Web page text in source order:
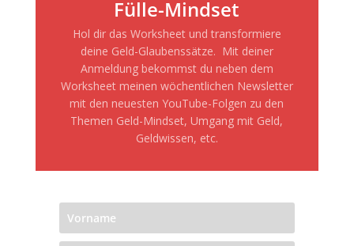
Fülle-Mindset
Hol dir das Worksheet und transformiere
deine Geld-Glaubenssätze. Mit deiner
Anmeldung bekommst du neben dem
Worksheet meinen wöchentlichen Newsletter
mit den neuesten YouTube-Folgen zu den
Themen Geld-Mindset, Umgang mit Geld,
Geldwissen, etc.